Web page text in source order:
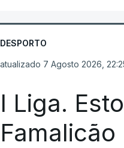
DESPORTO
atualizado 7 Agosto 2026,
I Liga.
Famalicão